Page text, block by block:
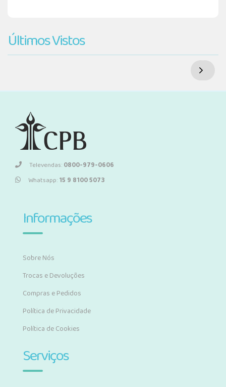
Últimos Vistos
Televendas:0800-979-0606
Whatsapp:15 9 8100 5073
Informações
Sobre Nós
Trocas e Devoluções
Compras e Pedidos
Política de Privacidade
Política de Cookies
Serviços